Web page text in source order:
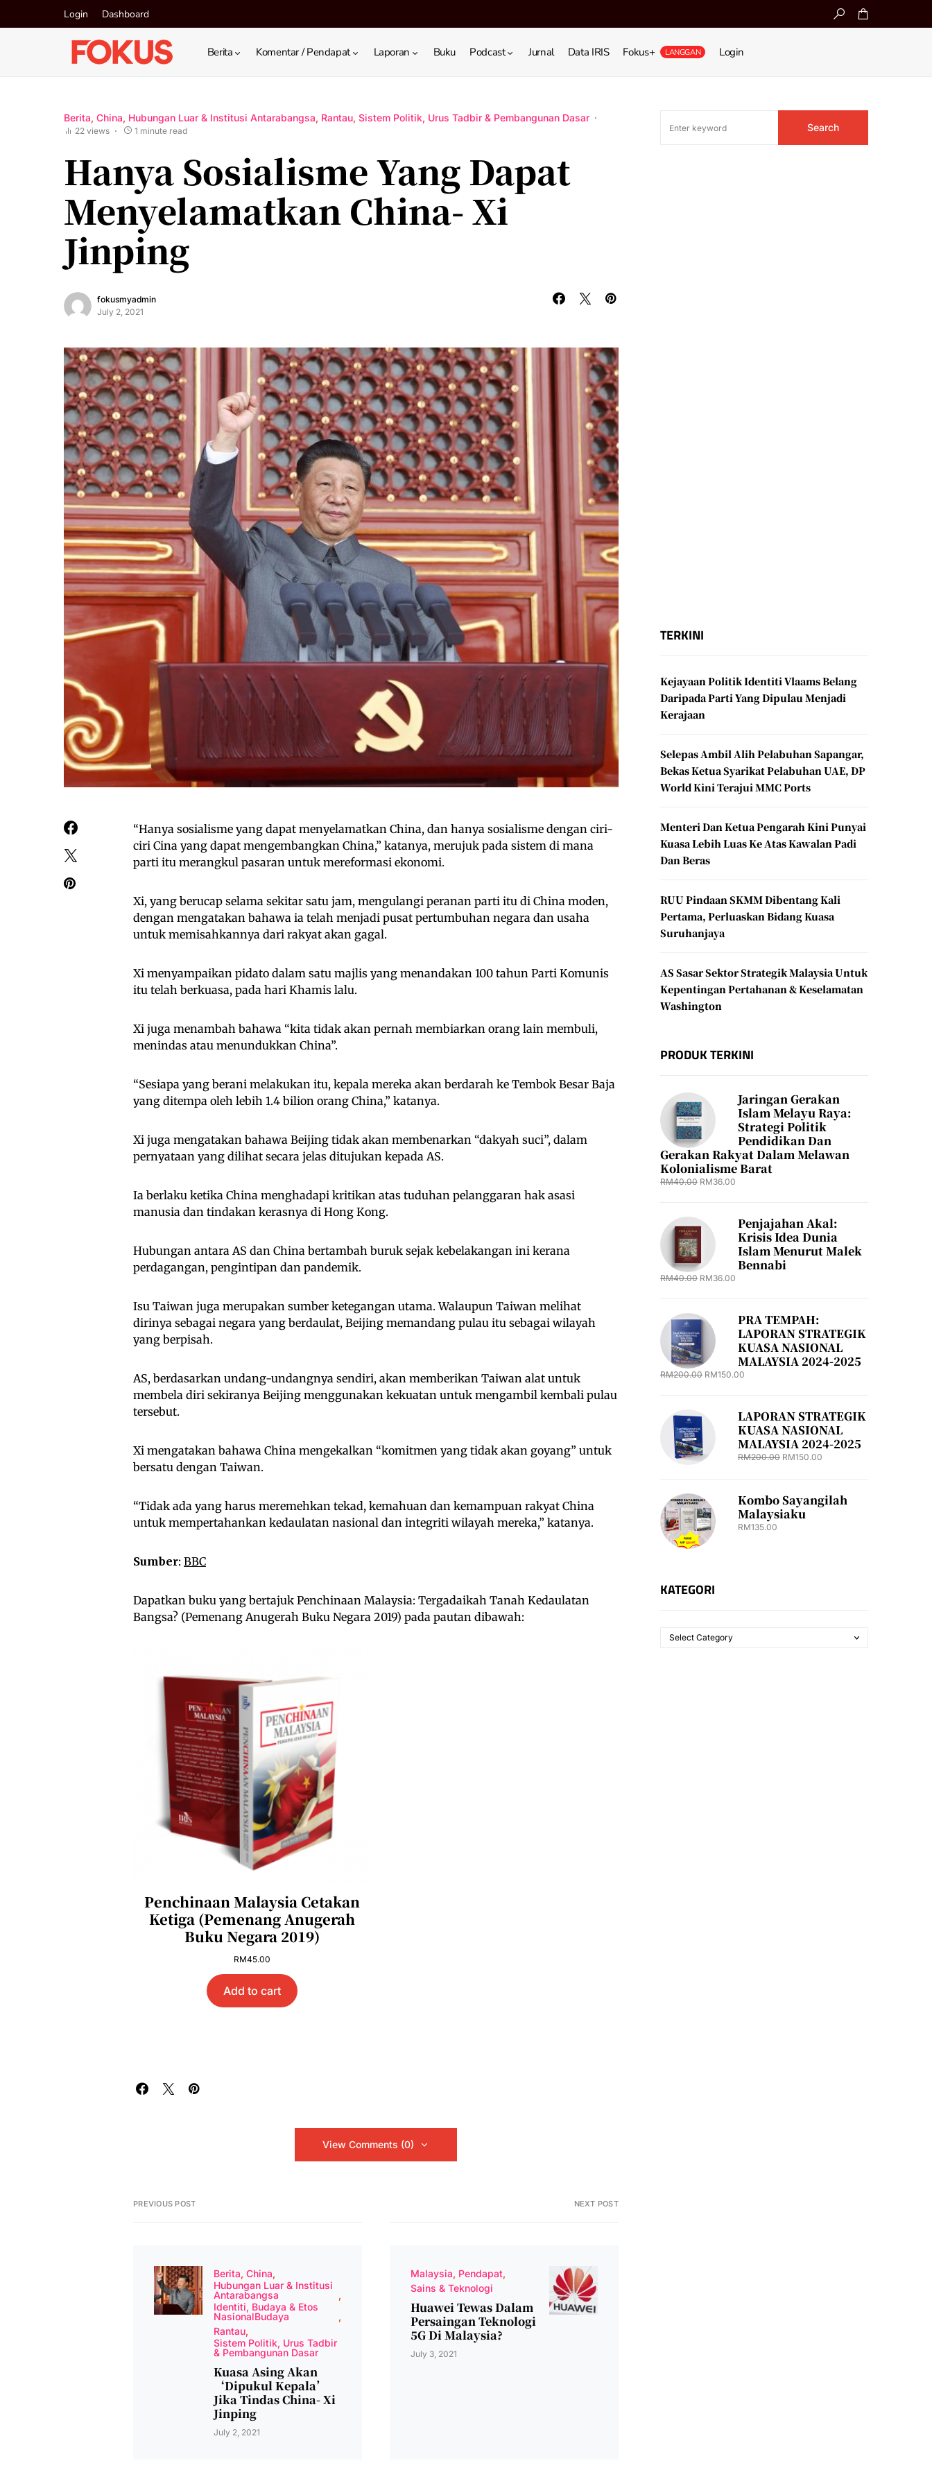
Login Dashboard
Berita Komentar / Pendapat Laporan Buku Podcast Jurnal Data IRIS Fokus+ LANGGAN Login
Berita China Hubungan Luar & Institusi Antarabangsa Rantau Sistem Politik, Urus Tadbir & Pembangunan Dasar
22 views 1 minute read
Hanya Sosialisme Yang Dapat
Menyelamatkan China- Xi
Jinping
fokusmyadmin
July 2, 2021
“Hanya sosialisme yang dapat menyelamatkan China, dan hanya sosialisme dengan ciri-
ciri Cina yang dapat mengembangkan China,” katanya, merujuk pada sistem di mana
parti itu merangkul pasaran untuk mereformasi ekonomi.
Xi, yang berucap selama sekitar satu jam, mengulangi peranan parti itu di China moden,
dengan mengatakan bahawa ia telah menjadi pusat pertumbuhan negara dan usaha
untuk memisahkannya dari rakyat akan gagal.
Xi menyampaikan pidato dalam satu majlis yang menandakan 100 tahun Parti Komunis
itu telah berkuasa, pada hari Khamis lalu.
Xi juga menambah bahawa “kita tidak akan pernah membiarkan orang lain membuli,
menindas atau menundukkan China”.
“Sesiapa yang berani melakukan itu, kepala mereka akan berdarah ke Tembok Besar Baja
yang ditempa oleh lebih 1.4 bilion orang China,” katanya.
Xi juga mengatakan bahawa Beijing tidak akan membenarkan “dakyah suci”, dalam
pernyataan yang dilihat secara jelas ditujukan kepada AS.
Ia berlaku ketika China menghadapi kritikan atas tuduhan pelanggaran hak asasi
manusia dan tindakan kerasnya di Hong Kong.
Hubungan antara AS dan China bertambah buruk sejak kebelakangan ini kerana
perdagangan, pengintipan dan pandemik.
Isu Taiwan juga merupakan sumber ketegangan utama. Walaupun Taiwan melihat
dirinya sebagai negara yang berdaulat, Beijing memandang pulau itu sebagai wilayah
yang berpisah.
AS, berdasarkan undang-undangnya sendiri, akan memberikan Taiwan alat untuk
membela diri sekiranya Beijing menggunakan kekuatan untuk mengambil kembali pulau
tersebut.
Xi mengatakan bahawa China mengekalkan “komitmen yang tidak akan goyang” untuk
bersatu dengan Taiwan.
“Tidak ada yang harus meremehkan tekad, kemahuan dan kemampuan rakyat China
untuk mempertahankan kedaulatan nasional dan integriti wilayah mereka,” katanya.
Sumber: BBC
Dapatkan buku yang bertajuk Penchinaan Malaysia: Tergadaikah Tanah Kedaulatan
Bangsa? (Pemenang Anugerah Buku Negara 2019) pada pautan dibawah:
Penchinaan Malaysia Cetakan
Ketiga (Pemenang Anugerah
Buku Negara 2019)
RM45.00
Add to cart
View Comments (0)
PREVIOUS POST
Berita China
Hubungan Luar & Institusi
Antarabangsa
Identiti, Budaya & Etos
NasionalBudaya
Rantau
Sistem Politik, Urus Tadbir
& Pembangunan Dasar
Kuasa Asing Akan
‘Dipukul Kepala’
Jika Tindas China- Xi
Jinping
July 2, 2021
NEXT POST
Malaysia Pendapat
Sains & Teknologi
Huawei Tewas Dalam
Persaingan Teknologi
5G Di Malaysia?
July 3, 2021
Search
TERKINI
Kejayaan Politik Identiti Vlaams Belang
Daripada Parti Yang Dipulau Menjadi
Kerajaan
Selepas Ambil Alih Pelabuhan Sapangar,
Bekas Ketua Syarikat Pelabuhan UAE, DP
World Kini Terajui MMC Ports
Menteri Dan Ketua Pengarah Kini Punyai
Kuasa Lebih Luas Ke Atas Kawalan Padi
Dan Beras
RUU Pindaan SKMM Dibentang Kali
Pertama, Perluaskan Bidang Kuasa
Suruhanjaya
AS Sasar Sektor Strategik Malaysia Untuk
Kepentingan Pertahanan & Keselamatan
Washington
PRODUK TERKINI
Jaringan Gerakan
Islam Melayu Raya:
Strategi Politik
Pendidikan Dan
Gerakan Rakyat Dalam Melawan
Kolonialisme Barat
RM40.00 RM36.00
Penjajahan Akal:
Krisis Idea Dunia
Islam Menurut Malek
Bennabi
RM40.00 RM36.00
PRA TEMPAH:
LAPORAN STRATEGIK
KUASA NASIONAL
MALAYSIA 2024-2025
RM200.00 RM150.00
LAPORAN STRATEGIK
KUASA NASIONAL
MALAYSIA 2024-2025
RM200.00 RM150.00
Kombo Sayangilah
Malaysiaku
RM135.00
KATEGORI